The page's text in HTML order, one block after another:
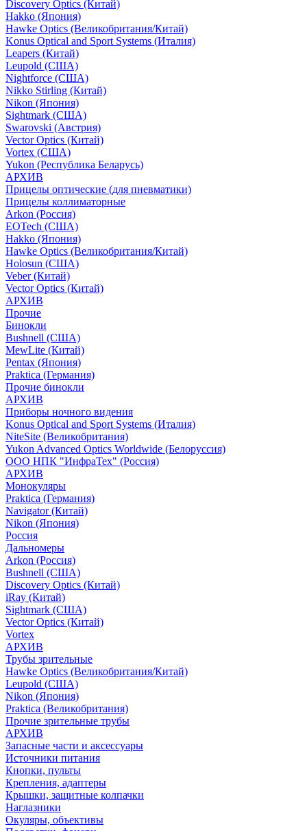
Discovery Optics (Китай)
Hakko (Япония)
Hawke Optics (Великобритания/Китай)
Konus Optical and Sport Systems (Италия)
Leapers (Китай)
Leupold (США)
Nightforce (США)
Nikko Stirling (Китай)
Nikon (Япония)
Sightmark (США)
Swarovski (Австрия)
Vector Optics (Китай)
Vortex (США)
Yukon (Республика Беларусь)
АРХИВ
Прицелы оптические (для пневматики)
Прицелы коллиматорные
Arkon (Россия)
EOTech (США)
Hakko (Япония)
Hawke Optics (Великобритания/Китай)
Holosun (США)
Veber (Китай)
Vector Optics (Китай)
АРХИВ
Прочие
Бинокли
Bushnell (США)
MewLite (Китай)
Pentax (Япония)
Praktica (Германия)
Прочие бинокли
АРХИВ
Приборы ночного видения
Konus Optical and Sport Systems (Италия)
NiteSite (Великобритания)
Yukon Advanced Optics Worldwide (Белоруссия)
ООО НПК "ИнфраТех" (Россия)
АРХИВ
Монокуляры
Praktica (Германия)
Navigator (Китай)
Nikon (Япония)
Россия
Дальномеры
Arkon (Россия)
Bushnell (США)
Discovery Optics (Китай)
iRay (Китай)
Sightmark (США)
Vector Optics (Китай)
Vortex
АРХИВ
Трубы зрительные
Hawke Optics (Великобритания/Китай)
Leupold (США)
Nikon (Япония)
Praktica (Великобритания)
Прочие зрительные трубы
АРХИВ
Запасные части и аксессуары
Источники питания
Кнопки, пульты
Крепления, адаптеры
Крышки, защитные колпачки
Наглазники
Окуляры, объективы